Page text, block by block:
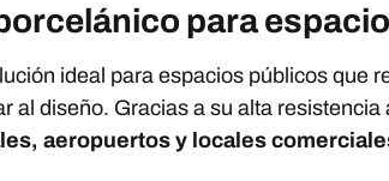
para
ideal para espacios públicos que
al diseño. Gracias a su alta
aeropuertos y locales